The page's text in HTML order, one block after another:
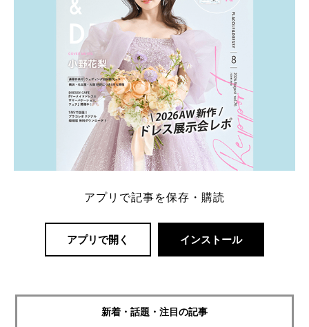
アプリで記事を保存・購読
アプリで開く インストール
新着・話題・注目の記事